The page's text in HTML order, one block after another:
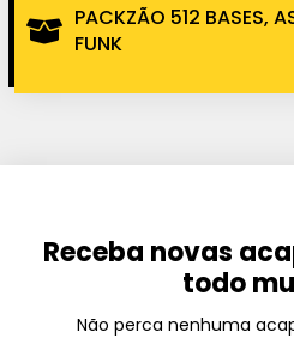
PACKZÃO 512 BASES,
FUNK
Receba novas
todo
Não perca nenhuma